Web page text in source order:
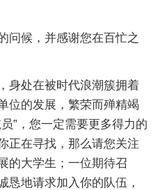
问候，并感谢您在百忙之
身处在被时代浪潮簇拥着
位的发展，繁荣而殚精竭
”，您一定需要更多得力的
正在寻找，那么请您关注
的大学生；一位期待召
恳地请求加入你的队伍，